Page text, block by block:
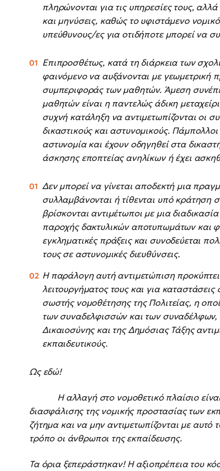
πληρώνονται για τις υπηρεσίες τους,
και μηνύσεις, καθώς το υφιστάμενο
υπεύθυνους/ες για οτιδήποτε μπορεί να
Επιπροσθέτως, κατά τη διάρκεια των
φαινόμενο να αυξάνονται με
συμπεριφοράς των μαθητών. Άμεση
μαθητών είναι η παντελώς άδικη
συχνή κατάληξη να αντιμετωπίζονται οι
δικαστικούς και αστυνομικούς.
αστυνομία και έχουν οδηγηθεί στα
άσκησης εποπτείας ανηλίκων ή έχει
Δεν μπορεί να γίνεται αποδεκτή μια
συλλαμβάνονται ή τίθενται υπό κράτηση
βρίσκονται αντιμέτωποι με μια
παροχής δακτυλικών αποτυπωμάτων και
εγκληματικές πράξεις και συνοδεύεται
τους σε αστυνομικές διευθύνσεις.
Η παράλογη αυτή αντιμετώπιση
λειτουργήματος τους και για καταστάσεις
σωστής νομοθέτησης της Πολιτείας, η
των συναδελφισσών και των συναδέλφων,
Δικαιοσύνης και της Δημόσιας Τάξης
εκπαιδευτικούς.
Ως εδώ!
Η αλλαγή στο νομοθετικό πλαίσιο είναι
διασφάλισης της νομικής προστασίας των
ζήτημα και να μην αντιμετωπίζονται με αυτό
τρόπο οι άνθρωποι της εκπαίδευσης.
Τα όρια ξεπεράστηκαν! Η αξιοπρέπεια του